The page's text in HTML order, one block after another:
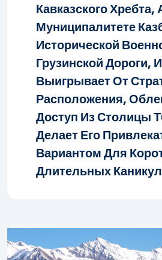
Кавказского
Муниципалитете
Исторической
Грузинской Дороги, И
Выигрывает От
Расположения,
Доступ Из Столицы
Делает Его
Вариантом Для
Длительных